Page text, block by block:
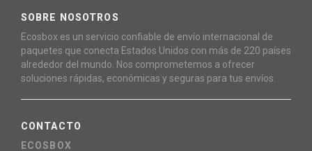
SOBRE NOSOTROS
Ecosbox es un servicio confiable de envío internacional de
paquetes que conecta Estados Unidos con más de 220 países
alrededor del mundo. Nos comprometemos a ofrecer
soluciones rápidas, económicas y seguras para tus envíos.
CONTACTO
ECOSBOX